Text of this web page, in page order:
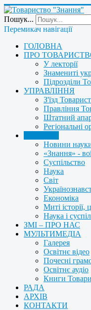
Пошук...
Перемикач навігації
ГОЛОВНА
ПРО
У лекторії
Знамениті
Підрозділи
УПРАВЛІННЯ
З'їзд
Правління
Штатний
Регіональні
Новини науки
«Знання» -
Суспільство
Наука
Світ
Економіка
Миті історії,
Наука і
ЗМІ – ПРО НАС
МУЛЬТИМЕДІА
Галерея
Освітнє відео
Почесні
Освітнє аудіо
Книги
РАДА
АРХІВ
КОНТАКТИ